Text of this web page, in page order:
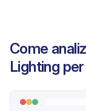
Come
Lighting